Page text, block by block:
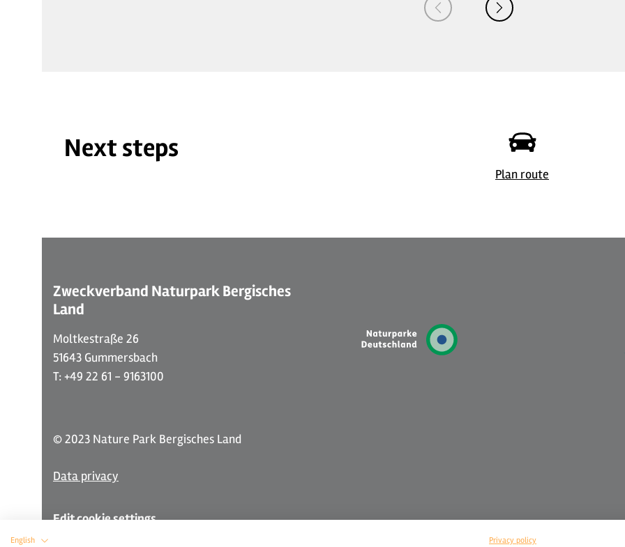
© Ferienwohnung "Bergisches Land"
Next steps
Plan route
Zweckverband Naturpark Bergisches
Land
Moltkestraße 26
51643 Gummersbach
T: +49 22 61 - 9163100
© 2023 Nature Park Bergisches Land
Data privacy
Edit cookie settings
English Privacy policy